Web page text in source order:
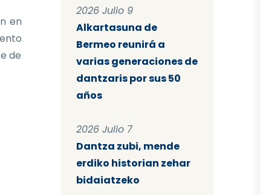
en
de
2026 Julio 9
Alkartasuna de
Bermeo reunirá a
varias generaciones de
dantzaris por sus 50
años
2026 Julio 7
Dantza zubi, mende
erdiko historian zehar
bidaiatzeko